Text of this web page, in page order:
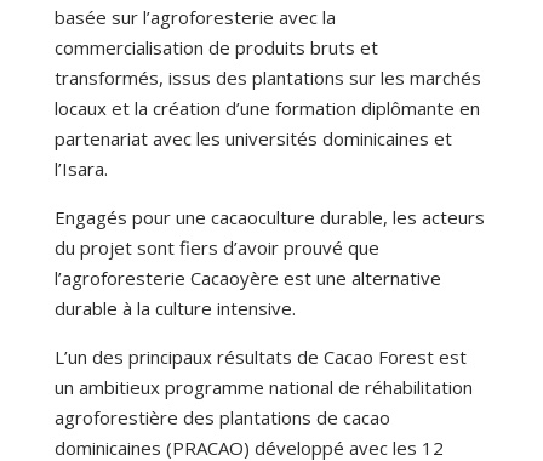
basée sur l’agroforesterie avec la
commercialisation de produits bruts et
transformés, issus des plantations sur les marchés
locaux et la création d’une formation diplômante en
partenariat avec les universités dominicaines et
l’Isara.
Engagés pour une cacaoculture durable, les acteurs
du projet sont fiers d’avoir prouvé que
l’agroforesterie Cacaoyère est une alternative
durable à la culture intensive.
L’un des principaux résultats de Cacao Forest est
un ambitieux programme national de réhabilitation
agroforestière des plantations de cacao
dominicaines (PRACAO) développé avec les 12